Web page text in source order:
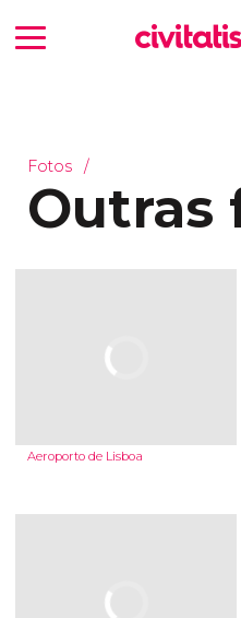
Fotos
Outras
Aeroporto de Lisboa